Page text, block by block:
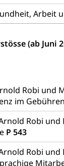
Arbeit
(ab Juni
Robi und
im
Robi
P 543
Robi
und